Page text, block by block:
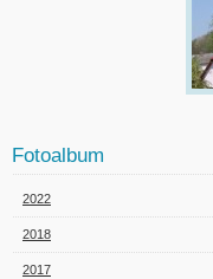
Fotoalbum
2022
2018
2017